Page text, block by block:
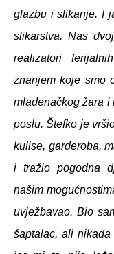
glazbu i slikanje. I
slikarstva. Nas
realizatori
znanjem koje smo
mladenačkog žara i
poslu. Štefko je
kulise, garderoba,
i tražio pogodna
našim
uvježbavao. Bio
šaptalac, ali